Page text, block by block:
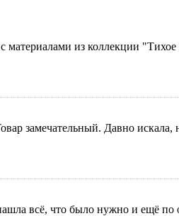
с материалами из коллекции
замечательный. Давно
всё, что было нужно и ещё по